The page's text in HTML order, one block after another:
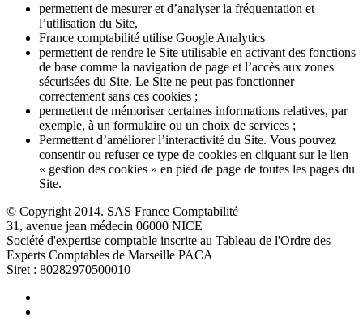
permettent de mesurer et d’analyser la fréquentation et
l’utilisation du Site,
France comptabilité utilise Google Analytics
permettent de rendre le Site utilisable en activant des fonctions
de base comme la navigation de page et l’accès aux zones
sécurisées du Site. Le Site ne peut pas fonctionner
correctement sans ces cookies ;
permettent de mémoriser certaines informations relatives, par
exemple, à un formulaire ou un choix de services ;
Permettent d’améliorer l’interactivité du Site. Vous pouvez
consentir ou refuser ce type de cookies en cliquant sur le lien
« gestion des cookies » en pied de page de toutes les pages du
Site.
© Copyright 2014. SAS France Comptabilité
31, avenue jean médecin 06000 NICE
Société d'expertise comptable inscrite au Tableau de l'Ordre des
Experts Comptables de Marseille PACA
Siret : 80282970500010